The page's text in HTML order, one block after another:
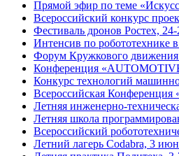
Прямой эфир по теме
Всероссийский конкурс
Фестиваль дронов Ростех,
Интенсив по
Форум Кружкового
Конференция
Конкурс технологий
Всероссийская
Летняя инженерно-
Летняя школа
Всероссийский
Летний лагерь Codabra, 3